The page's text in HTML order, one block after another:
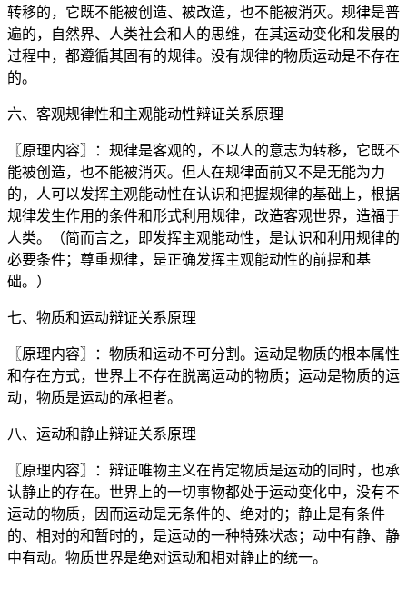
转移的，它既不能被创造、被改造，也不能被消灭。规律是普
遍的，自然界、人类社会和人的思维，在其运动变化和发展的
过程中，都遵循其固有的规律。没有规律的物质运动是不存在
的。
六、客观规律性和主观能动性辩证关系原理
〖原理内容〗：规律是客观的，不以人的意志为转移，它既不
能被创造，也不能被消灭。但人在规律面前又不是无能为力
的，人可以发挥主观能动性在认识和把握规律的基础上，根据
规律发生作用的条件和形式利用规律，改造客观世界，造福于
人类。（简而言之，即发挥主观能动性，是认识和利用规律的
必要条件；尊重规律，是正确发挥主观能动性的前提和基
础。）
七、物质和运动辩证关系原理
〖原理内容〗：物质和运动不可分割。运动是物质的根本属性
和存在方式，世界上不存在脱离运动的物质；运动是物质的运
动，物质是运动的承担者。
八、运动和静止辩证关系原理
〖原理内容〗：辩证唯物主义在肯定物质是运动的同时，也承
认静止的存在。世界上的一切事物都处于运动变化中，没有不
运动的物质，因而运动是无条件的、绝对的；静止是有条件
的、相对的和暂时的，是运动的一种特殊状态；动中有静、静
中有动。物质世界是绝对运动和相对静止的统一。